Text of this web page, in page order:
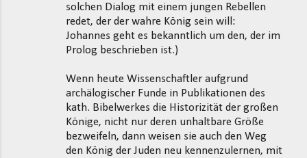
solchen Dialog mit einem jungen Rebellen
redet, der der wahre König sein will:
Johannes geht es bekanntlich um den, der im
Prolog beschrieben ist.)
Wenn heute Wissenschaftler aufgrund
archälogischer Funde in Publikationen des
kath. Bibelwerkes die Historizität der großen
Könige, nicht nur deren unhaltbare Größe
bezweifeln, dann weisen sie auch den Weg
den König der Juden neu kennenzulernen, mit